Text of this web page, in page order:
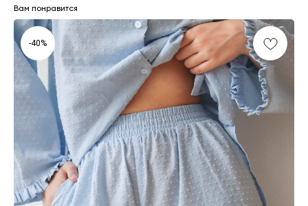
Вам понравится
-40%
Подпишись на рассылку и узнавай
о новинках и скидках в числе первых